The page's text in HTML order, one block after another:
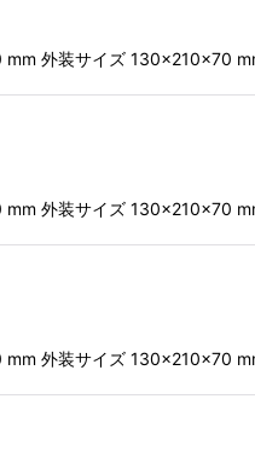
外装サイズ 130×210×70
外装サイズ 130×210×70
外装サイズ 130×210×70